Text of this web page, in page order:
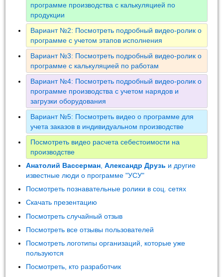
программе производства с калькуляцией по
продукции
Вариант №2: Посмотреть подробный видео-ролик о
программе с учетом этапов исполнения
Вариант №3: Посмотреть подробный видео-ролик о
программе с калькуляцией по работам
Вариант №4: Посмотреть подробный видео-ролик о
программе производства с учетом нарядов и
загрузки оборудования
Вариант №5: Посмотреть видео о программе для
учета заказов в индивидуальном производстве
Посмотреть видео расчета себестоимости на
производстве
Анатолий Вассерман ,Александр Друзь и другие
известные люди о программе "УСУ"
Посмотреть познавательные ролики в соц. сетях
Скачать презентацию
Посмотреть случайный отзыв
Посмотреть все отзывы пользователей
Посмотреть логотипы организаций, которые уже
пользуются
Посмотреть, кто разработчик